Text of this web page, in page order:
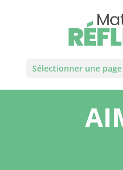
Sélectionner une page